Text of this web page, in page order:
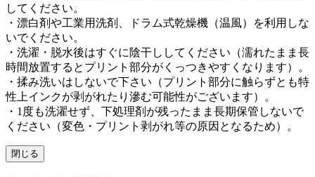
してください。
・漂白剤や工業用洗剤、ドラム式乾燥機（温風）を利用しな
いでください。
・洗濯・脱水後はすぐに陰干ししてください（濡れたまま長
時間放置するとプリント部分がくっつきやすくなります）。
・揉み洗いはしないで下さい（プリント部分に触らずとも特
性上インクが剥がれたり滲む可能性がございます）。
・1度も洗濯せず、下処理剤が残ったまま長期保管しないで
ください（変色・プリント剥がれ等の原因となるため）。
閉じる